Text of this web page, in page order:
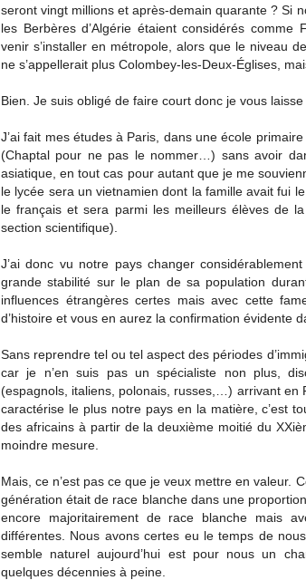
seront vingt millions et après-demain quarante ? Si
les Berbères d’Algérie étaient considérés comme
venir s’installer en métropole, alors que le niveau
ne s’appellerait plus Colombey-les-Deux-Églises,
Bien. Je suis obligé de faire court donc je vous
J’ai fait mes études à Paris, dans une école
(Chaptal pour ne pas le nommer…) sans avoir
asiatique, en tout cas pour autant que je me
le lycée sera un vietnamien dont la famille avait fui
le français et sera parmi les meilleurs élèves de
section scientifique).
J’ai donc vu notre pays changer
grande stabilité sur le plan de sa population
influences étrangères certes mais avec cette
d’histoire et vous en aurez la confirmation évidente
Sans reprendre tel ou tel aspect des périodes
car je n’en suis pas un spécialiste non plus,
(espagnols, italiens, polonais, russes,…) arrivant en
caractérise le plus notre pays en la matière, c’est
des africains à partir de la deuxième moitié du
moindre mesure.
Mais, ce n’est pas ce que je veux mettre en valeur.
génération était de race blanche dans une
encore majoritairement de race blanche mais
différentes. Nous avons certes eu le temps de
semble naturel aujourd’hui est pour nous un
quelques décennies à peine.